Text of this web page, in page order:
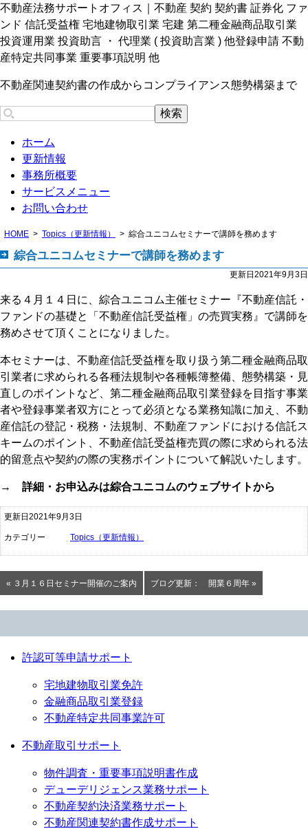
不動産法務サポートオフィス｜不動産 契約 契約書 証券化 ファ
ンド 信託受益権 宅地建物取引業 宅建 第二種金融商品取引業
投資運用業 投資助言 ・ 代理業 ( 投資助言業 ) 他登録申請 不動
産特定共同事業 重要事項説明 他
不動産関連契約書の作成からコンプライアンス態勢構築まで
ホーム
更新情報
事務所概要
サービスメニュー
お問い合わせ
HOME Topics（更新情報） 綜合ユニコムセミナーで講師を務めます
綜合ユニコムセミナーで講師を務めます
更新日2021年9月3日
来る４月１４日に、綜合ユニコム主催セミナー『不動産信託・
ファンドの基礎と「不動産信託受益権」の売買実務』で講師を
務めさせて頂くことになりました。
本セミナーは、不動産信託受益権を取り扱う第二種金融商品取
引業者に求められる各種法規制や各種帳簿整備、態勢構築・見
直しのポイントなど、第二種金融商品取引業登録を目指す事業
者や登録事業者双方にとって必須となる業務知識に加え、不動
産信託の登記・税務・法規制、不動産ファンドにおける信託ス
キームのポイント、不動産信託受益権売買の際に求められる法
的留意点や契約の際の実務ポイントについて解説いたします。
→ 詳細・お申込みは綜合ユニコムのウェブサイトから
更新日2021年9月3日
カテゴリー Topics（更新情報）
« ３月１６日セミナー開催のご案内 ブログ更新： 開業６周年 »
許認可等申請サポート
宅地建物取引業免許
金融商品取引業登録
不動産特定共同事業許可
不動産取引サポート
物件調査・重要事項説明書作成
デューデリジェンス業務サポート
不動産契約決済業務サポート
不動産関連契約書作成サポート